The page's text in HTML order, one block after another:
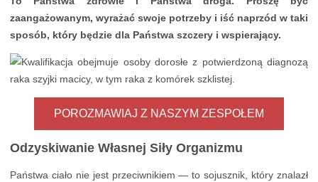
zaangażowanym, wyrażać swoje potrzeby i iść naprzód w taki
sposób, który będzie dla Państwa szczery i wspierający.
POROZMAWIAJ Z NASZYM ZESPOŁEM
Odzyskiwanie Własnej Siły Organizmu
Państwa ciało nie jest przeciwnikiem — to sojusznik, który znalazł